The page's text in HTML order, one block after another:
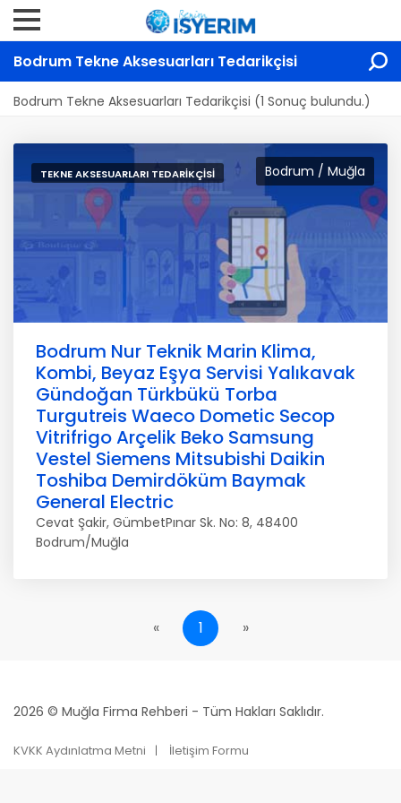
Bodrum Tekne Aksesuarları Tedarikçisi
Bodrum Tekne Aksesuarları Tedarikçisi (1 Sonuç bulundu.)
Bodrum / Muğla
TEKNE AKSESUARLARI TEDARIKÇISI
Bodrum Nur Teknik Marin Klima,
Kombi, Beyaz Eşya Servisi Yalıkavak
Gündoğan Türkbükü Torba
Turgutreis Waeco Dometic Secop
Vitrifrigo Arçelik Beko Samsung
Vestel Siemens Mitsubishi Daikin
Toshiba Demirdöküm Baymak
General Electric
Cevat Şakir, GümbetPınar Sk. No: 8, 48400
Bodrum/Muğla
« 1 »
2026 © Muğla Firma Rehberi - Tüm Hakları Saklıdır.
KVKK Aydınlatma Metni İletişim Formu